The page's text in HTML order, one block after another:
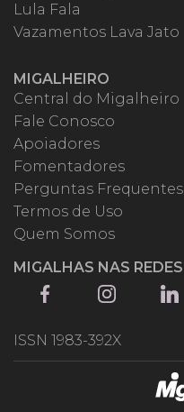
Lula Fala
Vazamentos Lava Jato
MIGALHEIRO
Central do Migalheiro
Fale Conosco
Apoiadores
Fomentadores
Perguntas Frequentes
Termos de Uso
Quem Somos
MIGALHAS NAS REDES
ISSN 1983-392X